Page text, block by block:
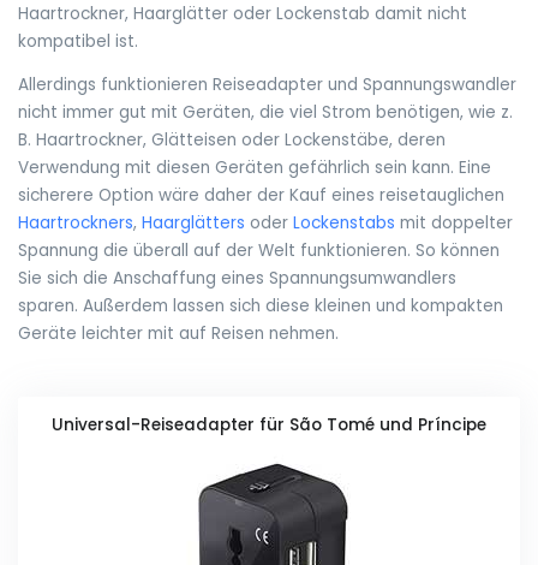
Haartrockner, Haarglätter oder Lockenstab damit nicht
kompatibel ist.
Allerdings funktionieren Reiseadapter und Spannungswandler
nicht immer gut mit Geräten, die viel Strom benötigen, wie z.
B. Haartrockner, Glätteisen oder Lockenstäbe, deren
Verwendung mit diesen Geräten gefährlich sein kann. Eine
sicherere Option wäre daher der Kauf eines reisetauglichen
Haartrockners, Haarglätters oder Lockenstabs mit doppelter
Spannung die überall auf der Welt funktionieren. So können
Sie sich die Anschaffung eines Spannungsumwandlers
sparen. Außerdem lassen sich diese kleinen und kompakten
Geräte leichter mit auf Reisen nehmen.
Universal-Reiseadapter für São Tomé und Príncipe